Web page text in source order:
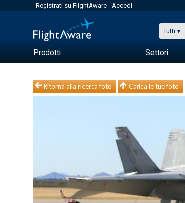
Registrati su FlightAware Accedi
Tutti
Prodotti Settori
Ritorna alla ricerca foto Carica le tue foto